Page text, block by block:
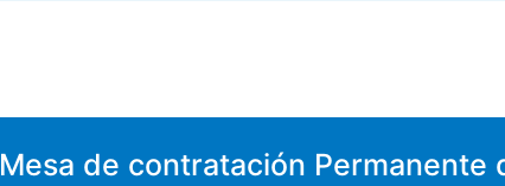
Mesa de contratación Permanente